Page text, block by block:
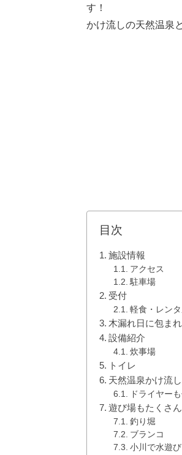
す！
かけ流しの天然温泉
目次
施設情報
アクセス
駐車場
受付
軽食・レン
木漏れ日に包ま
設備紹介
炊事場
トイレ
天然温泉かけ流
ドライヤー
遊び場もたくさん
釣り堀
ブランコ
小川で水遊び